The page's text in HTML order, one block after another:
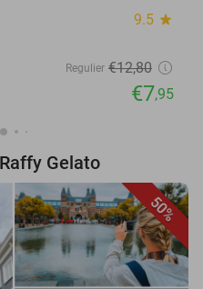
9.5 star
Regulier €12,80
€7,95
Gelato
50%